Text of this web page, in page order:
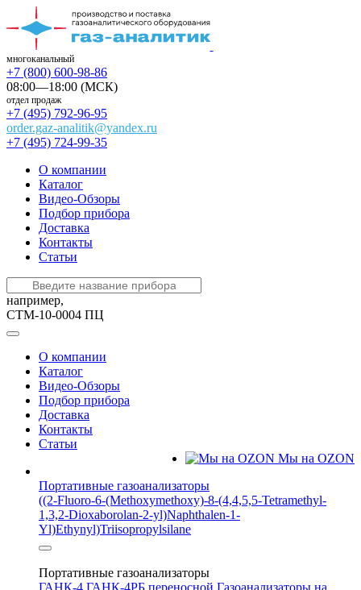
многоканальный
+7 (800) 600-98-86
08:00—18:00 (МСК)
отдел продаж
+7 (495) 792-96-95
order.gaz-analitik@yandex.ru
+7 (495) 724-99-35
О компании
Каталог
Видео-Обзоры
Подбор прибора
Доставка
Контакты
Статьи
например,
СТМ-10-0004 ПЦ
О компании
Каталог
Видео-Обзоры
Подбор прибора
Доставка
Контакты
Статьи
Мы на OZON
Портативные газоанализаторы
((2-Fluoro-6-(Methoxymethoxy)-8-(4,4,5,5-Tetramethyl-
1,3,2-Dioxaborolan-2-yl)Naphthalen-1-
Yl)Ethynyl)Triisopropylsilane
Портативные газоанализаторы
ГАНК-4 ГАНК-4РБ переносной Газоанализаторы на